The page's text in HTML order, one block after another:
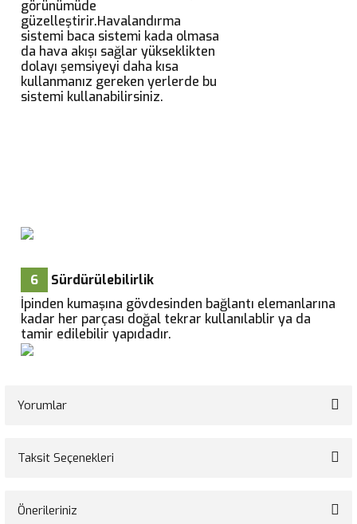
görünümüde
güzelleştirir.Havalandırma
sistemi baca sistemi kada olmasa
da hava akışı sağlar yükseklikten
dolayı şemsiyeyi daha kısa
kullanmanız gereken yerlerde bu
sistemi kullanabilirsiniz.
6
Sürdürülebilirlik
İpinden kumaşına gövdesinden bağlantı elemanlarına
kadar her parçası doğal tekrar kullanılablir ya da
tamir edilebilir yapıdadır.
Yorumlar
Taksit Seçenekleri
Önerileriniz